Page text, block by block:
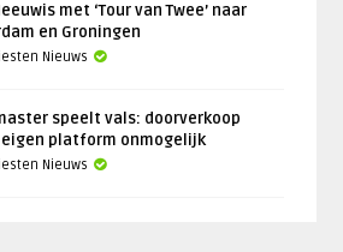
met ‘Tour van Twee’ naar
en Groningen
Nieuws
speelt vals: doorverkoop
platform onmogelijk
Nieuws